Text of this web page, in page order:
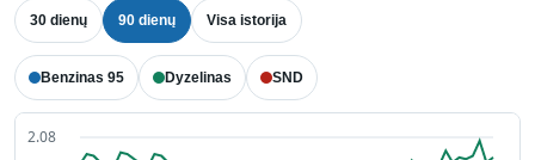
30 dienų 90 dienų Visa istorija
Benzinas 95 Dyzelinas SND